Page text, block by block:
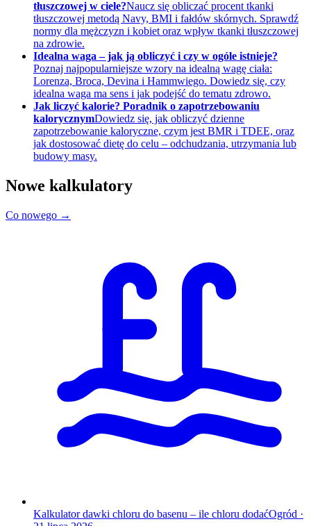
tłuszczowej w ciele?Naucz się obliczać procent tkanki
tłuszczowej metodą Navy, BMI i fałdów skórnych. Sprawdź
normy dla mężczyzn i kobiet oraz wpływ tkanki tłuszczowej
na zdrowie.
Idealna waga – jak ją obliczyć i czy w ogóle istnieje?
Poznaj najpopularniejsze wzory na idealną wagę ciała:
Lorenza, Broca, Devina i Hammwiego. Dowiedz się, czy
idealna waga ma sens i jak podejść do tematu zdrowo.
Jak liczyć kalorie? Poradnik o zapotrzebowaniu
kalorycznymDowiedz się, jak obliczyć dzienne
zapotrzebowanie kaloryczne, czym jest BMR i TDEE, oraz
jak dostosować dietę do celu – odchudzania, utrzymania lub
budowy masy.
Nowe kalkulatory
Co nowego →
Kalkulator dawki chloru do basenu – ile chloru dodaćOgród ·